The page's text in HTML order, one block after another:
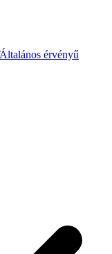
érvényű